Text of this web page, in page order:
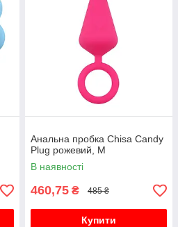
Анальна пробка Chisa Candy
Plug рожевий, M
В наявності
460,75 ₴ 485 ₴
Купити